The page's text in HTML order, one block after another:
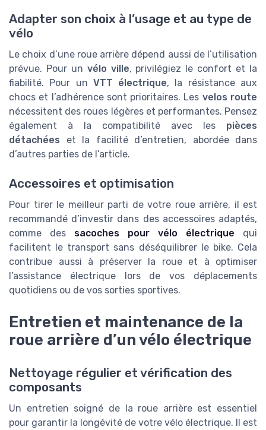
Adapter son choix à l’usage et au type de
vélo
Le choix d’une roue arrière dépend aussi de l’utilisation
prévue. Pour un vélo ville, privilégiez le confort et la
fiabilité. Pour un VTT électrique, la résistance aux
chocs et l’adhérence sont prioritaires. Les velos route
nécessitent des roues légères et performantes. Pensez
également à la compatibilité avec les pièces
détachées et la facilité d’entretien, abordée dans
d’autres parties de l’article.
Accessoires et optimisation
Pour tirer le meilleur parti de votre roue arrière, il est
recommandé d’investir dans des accessoires adaptés,
comme des sacoches pour vélo électrique qui
facilitent le transport sans déséquilibrer le bike. Cela
contribue aussi à préserver la roue et à optimiser
l’assistance électrique lors de vos déplacements
quotidiens ou de vos sorties sportives.
Entretien et maintenance de la
roue arrière d’un vélo électrique
Nettoyage régulier et vérification des
composants
Un entretien soigné de la roue arrière est essentiel
pour garantir la longévité de votre vélo électrique. Il est